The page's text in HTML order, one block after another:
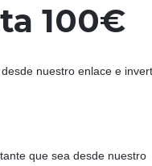
100€
nuestro enlace e
que sea desde nuestro